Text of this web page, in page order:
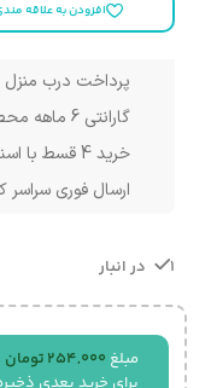
افزودن به علاقه
پرداخت درب منزل
گارانتی 6 ماهه محصولات
خرید 4 قسط با اسنپ پی بدون سود
ارسال فوری سراسر
1 در انبار
مبلغ 254,000 تومان
برای خرید بعدی